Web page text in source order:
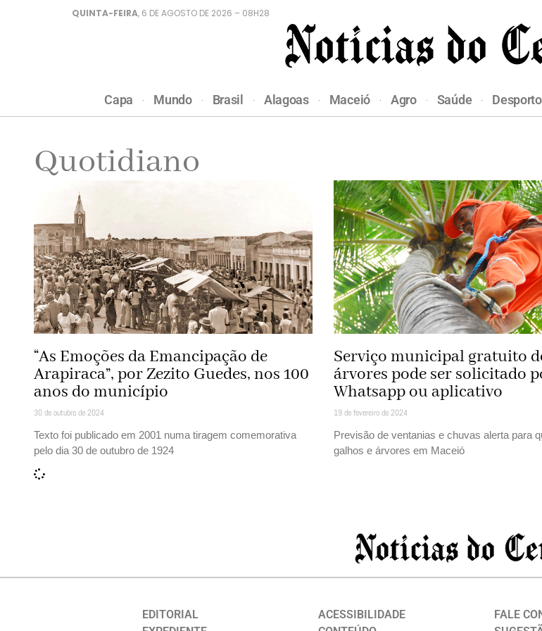
QUINTA-FEIRA, 6 DE AGOSTO DE 2026 – 08H28
Capa Mundo Brasil Alagoas Maceió Agro Saúde Desporto
Quotidiano
“As Emoções da Emancipação de
Arapiraca”, por Zezito Guedes, nos 100
anos do município
30 de outubro de 2024
Texto foi publicado em 2001 numa tiragem comemorativa
pelo dia 30 de outubro de 1924
Serviço municipal gratuito
árvores pode ser solicitado
Whatsapp ou aplicativo
19 de fevereiro de 2024
Previsão de ventanias e chuvas alerta para
galhos e árvores em Maceió
EDITORIAL
ACESSIBILIDADE
FALE